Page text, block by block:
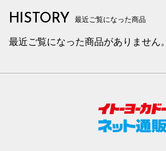
HISTORY 最近ご覧になった商品
最近ご覧になった商品がありません。